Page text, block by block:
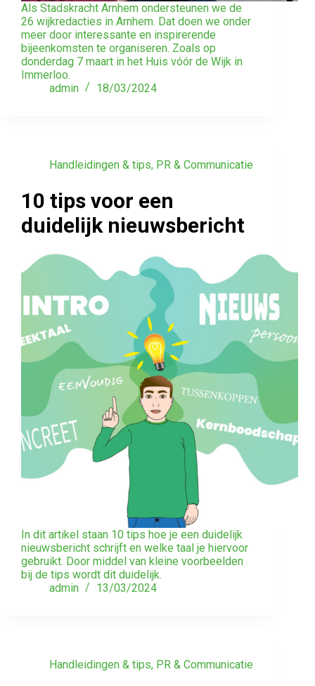
Als Stadskracht Arnhem ondersteunen we de
26 wijkredacties in Arnhem. Dat doen we onder
meer door interessante en inspirerende
bijeenkomsten te organiseren. Zoals op
donderdag 7 maart in het Huis vóór de Wijk in
Immerloo.
admin
18/03/2024
Handleidingen & tips, PR & Communicatie
10 tips voor een
duidelijk nieuwsbericht
In dit artikel staan 10 tips hoe je een duidelijk
nieuwsbericht schrijft en welke taal je hiervoor
gebruikt. Door middel van kleine voorbeelden
bij de tips wordt dit duidelijk.
admin
13/03/2024
Handleidingen & tips, PR & Communicatie